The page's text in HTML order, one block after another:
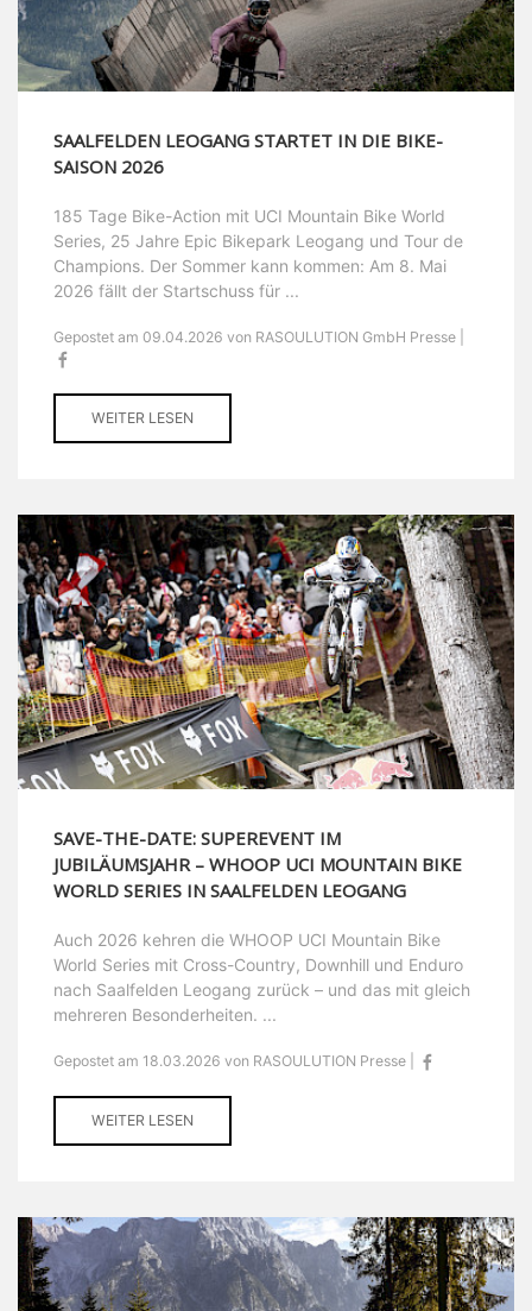
SAALFELDEN LEOGANG STARTET IN DIE BIKE-
SAISON 2026
185 Tage Bike-Action mit UCI Mountain Bike World
Series, 25 Jahre Epic Bikepark Leogang und Tour de
Champions. Der Sommer kann kommen: Am 8. Mai
2026 fällt der Startschuss für ...
Gepostet am 09.04.2026 von RASOULUTION GmbH Presse |
WEITER LESEN
SAVE-THE-DATE: SUPEREVENT IM
JUBILÄUMSJAHR – WHOOP UCI MOUNTAIN BIKE
WORLD SERIES IN SAALFELDEN LEOGANG
Auch 2026 kehren die WHOOP UCI Mountain Bike
World Series mit Cross-Country, Downhill und Enduro
nach Saalfelden Leogang zurück – und das mit gleich
mehreren Besonderheiten. ...
Gepostet am 18.03.2026 von RASOULUTION Presse |
WEITER LESEN